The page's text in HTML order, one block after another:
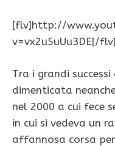
[flv]http://
v=vx2u5uUu3DE[/flv]
Tra i grandi
dimenticata
nel 2000 a cui fece
in cui si vedeva un
affannosa corsa